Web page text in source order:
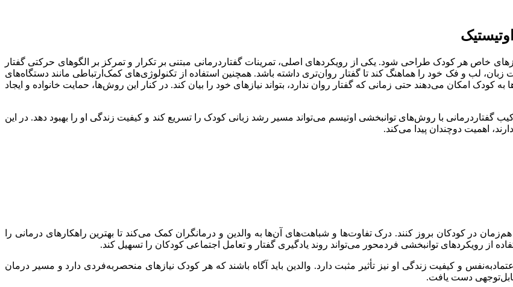
خاص هر کودک طراحی شود. یکی از رویکردهای اصلی، تمرینات گفتاردرمانی مبتنی بر تکرار و تمرکز بر الگوهای حرکتی گفتار
لب و فک خود را هماهنگ کند تا گفتار روان‌تری داشته باشد. همچنین استفاده از تکنولوژی‌های کمک‌ارتباطی مانند دستگاه‌های
به کودک امکان می‌دهند حتی زمانی که گفتار روان ندارد، بتواند نیازهای خود را بیان کند. در کنار این روش‌ها، حمایت خانواده و ایجاد
گفتاردرمانی با روش‌های توانبخشی اوتیسم می‌تواند مسیر رشد زبانی کودک را تسریع کند و کیفیت زندگی او را بهبود دهد. در این
اهمیت دوچندان پیدا می‌کند.
در کودکان بروز کنند. درک تفاوت‌ها و شباهت‌های آن‌ها به والدین و درمانگران کمک می‌کند تا بهترین راهکارهای درمانی را
از رویکردهای توانبخشی فردمحور می‌تواند روند یادگیری گفتار و تعامل اجتماعی کودکان را تسهیل کند.
و کیفیت زندگی او نیز تأثیر مثبت دارد. والدین باید آگاه باشند که هر کودک نیازهای منحصر‌به‌فردی دارد و مسیر درمان
دست یافت.